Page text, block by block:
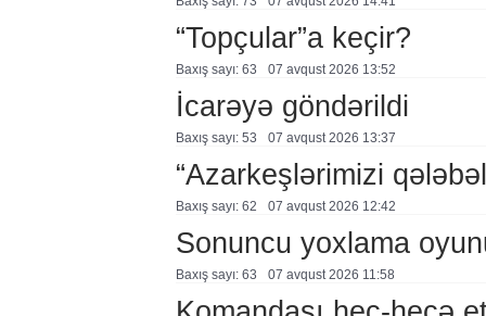
“Topçular”a keçir?
Baxış sayı: 63 07 avqust 2026 13:52
İcarəyə göndərildi
Baxış sayı: 53 07 avqust 2026 13:37
“Azarkeşlərimizi
Baxış sayı: 62 07 avqust 2026 12:42
Sonuncu yoxlama
Baxış sayı: 63 07 avqust 2026 11:58